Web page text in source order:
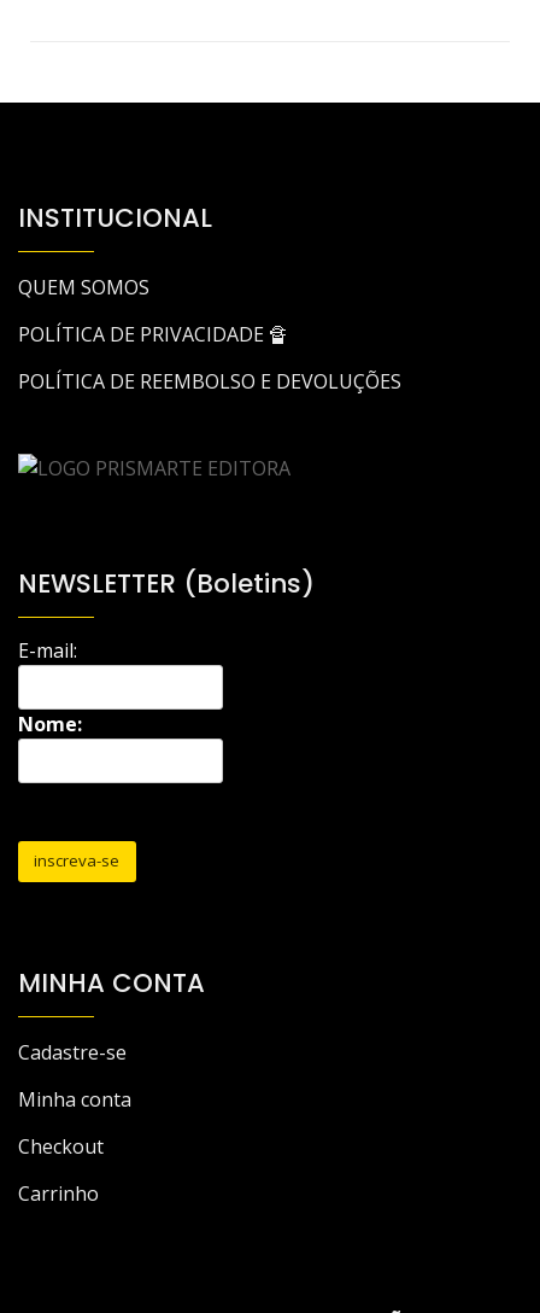
INSTITUCIONAL
QUEM SOMOS
POLÍTICA DE PRIVACIDADE 🔏
POLÍTICA DE REEMBOLSO E DEVOLUÇÕES
NEWSLETTER (Boletins)
E-mail:
Nome:
MINHA CONTA
Cadastre-se
Minha conta
Checkout
Carrinho